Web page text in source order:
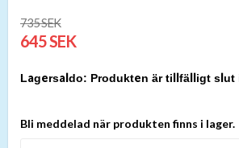
735 SEK
645 SEK
Produkten är tillfälligt slut
Bli meddelad när produkten finns i lager.